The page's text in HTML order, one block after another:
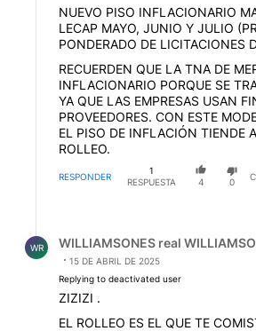
NUEVO PISO INFLACIONARIO
LECAP MAYO, JUNIO Y JULIO
PONDERADO DE LICITACIONES
RECUERDEN QUE LA TNA DE
INFLACIONARIO PORQUE SE
YA QUE LAS EMPRESAS USAN
PROVEEDORES. CON ESTE
EL PISO DE INFLACIÓN TIENDE
ROLLEO.
RESPONDER
1
RESPUESTA
4 0
WR WILLIAMSONES real
15 DE ABRIL DE 2025
Replying to deactivated user
ZIZIZI .
EL ROLLEO ES EL QUE TE